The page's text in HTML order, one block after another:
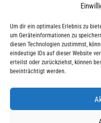
Um dir ein optimales Erlebnis zu
um Geräteinformationen zu
diesen Technologien zustimmst,
eindeutige IDs auf dieser Website
erteilst oder zurückziehst, können
beeinträchtigt werden.
der Schulblock fertig ist,
aufgeladener Motivation.
Krankenhaus ist die
|